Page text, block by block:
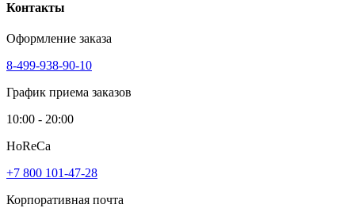
Контакты
Оформление заказа
8-499-938-90-10
График приема заказов
10:00 - 20:00
HoReCa
+7 800 101-47-28
Корпоративная почта